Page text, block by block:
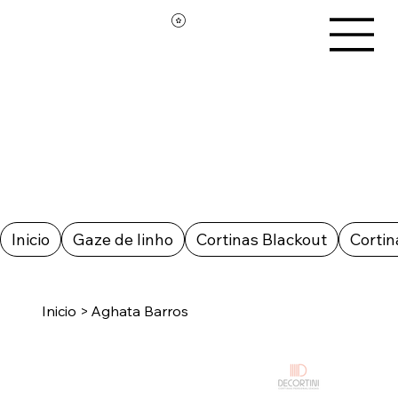
Inicio Gaze de linho Cortinas Blackout
Inicio > Aghata Barros